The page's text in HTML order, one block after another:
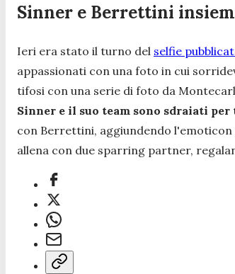
Sinner e Berrettini
Ieri era stato il turno del selfie
appassionati con una foto in cui
tifosi con una serie di foto da
Sinner e il suo team sono sdraiati
con Berrettini, aggiundendo l'emoticon
allena con due sparring partner,